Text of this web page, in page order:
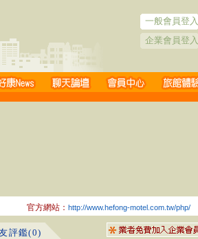
一般會員登入
企業會員登入
官方網站： http://www.hefong-motel.com.tw/php/
評鑑(0)